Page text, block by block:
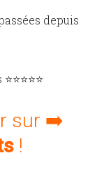
depuis
sur ➡️
!